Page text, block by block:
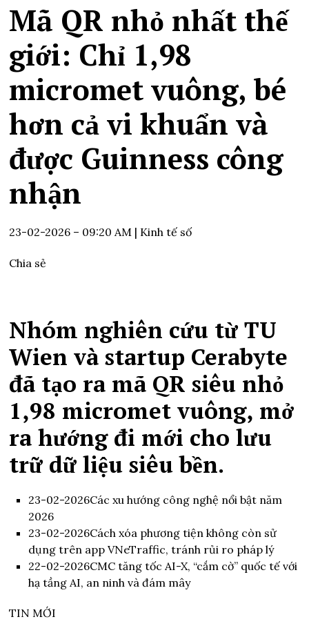
Mã QR nhỏ nhất thế
giới: Chỉ 1,98
micromet vuông, bé
hơn cả vi khuẩn và
được Guinness công
nhận
23-02-2026 – 09:20 AM | Kinh tế số
Chia sẻ
Nhóm nghiên cứu từ TU
Wien và startup Cerabyte
đã tạo ra mã QR siêu nhỏ
1,98 micromet vuông, mở
ra hướng đi mới cho lưu
trữ dữ liệu siêu bền.
23-02-2026Các xu hướng công nghệ nổi bật năm
2026
23-02-2026Cách xóa phương tiện không còn sử
dụng trên app VNeTraffic, tránh rủi ro pháp lý
22-02-2026CMC tăng tốc AI-X, “cắm cờ” quốc tế với
hạ tầng AI, an ninh và đám mây
TIN MỚI